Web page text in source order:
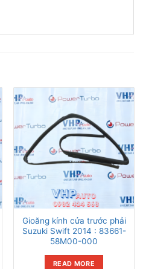
Gioăng kính cửa trước phải
Suzuki Swift 2014 : 83661-
58M00-000
READ MORE